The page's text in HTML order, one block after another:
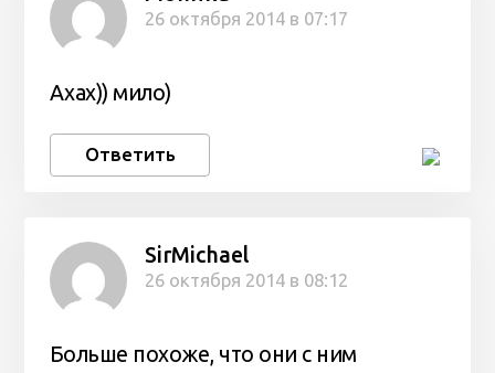
26 октября 2014 в 07:17
Ахах)) мило)
Ответить
SirMichael
26 октября 2014 в 08:12
Больше похоже, что они с ним